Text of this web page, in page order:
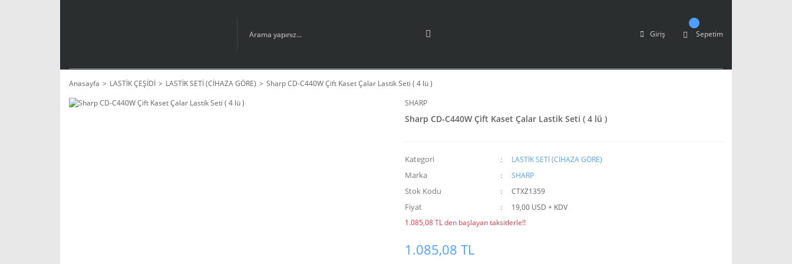
Giriş Sepetim
Anasayfa LASTİK ÇEŞİDİ LASTİK SETİ (CİHAZA GÖRE)
Sharp CD-C440W Çift Kaset Çalar Lastik Seti ( 4 lü )
SHARP
Sharp CD-C440W Çift Kaset Çalar Lastik Seti ( 4 lü )
Kategori LASTİK SETİ (CİHAZA GÖRE)
Marka SHARP
Stok Kodu CTXZ1359
Fiyat
19,00 USD + KDV
1.085,08 TL den başlayan taksitlerle!!
1.085,08 TL